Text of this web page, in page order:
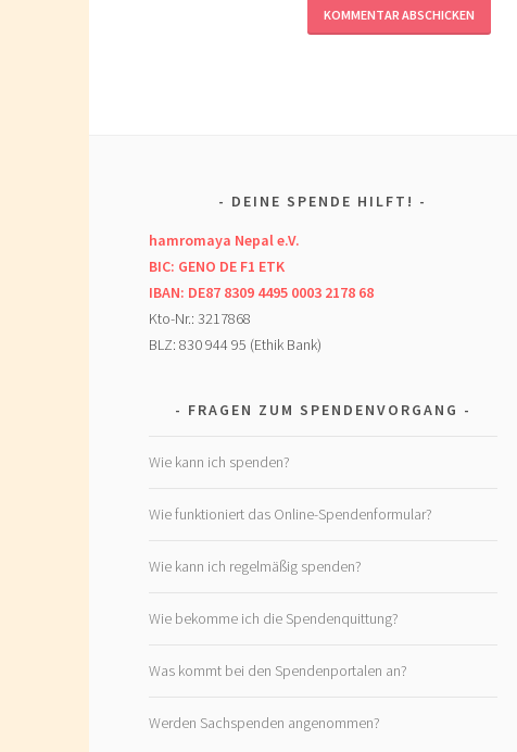
DEINE SPENDE HILFT!
hamromaya Nepal e.V.
BIC: GENO DE F1 ETK
IBAN: DE87 8309 4495 0003 2178 68
Kto-Nr.: 3217868
BLZ: 830 944 95 (Ethik Bank)
FRAGEN ZUM SPENDENVORGANG
Wie kann ich spenden?
Wie funktioniert das Online-Spendenformular?
Wie kann ich regelmäßig spenden?
Wie bekomme ich die Spendenquittung?
Was kommt bei den Spendenportalen an?
Werden Sachspenden angenommen?